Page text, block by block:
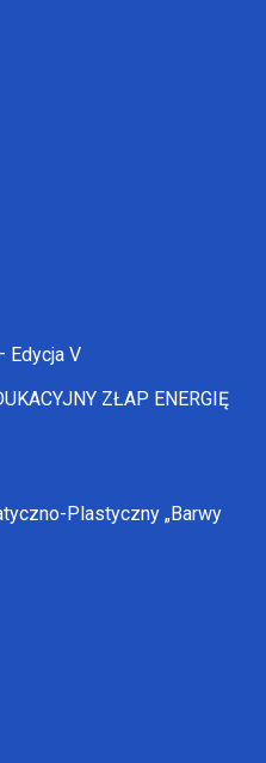
Edycja V
ZŁAP ENERGIĘ
Plastyczny „Barwy